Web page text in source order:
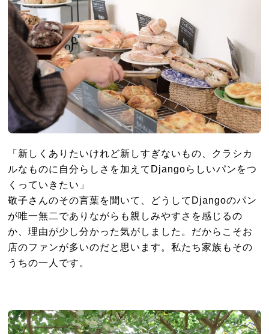
「新しくありたいけれど新しすぎないもの、クラシカ
ルなものに自分らしさを加えてDjangoらしいパンをつ
くっていきたい」
敬子さんのその言葉を聞いて、どうしてDjangoのパン
が唯一無二でありながらも親しみやすさを感じるの
か、理由が少し分かった気がしました。だからこそお
店のファンが多いのだと思います。私たち家族もその
うちの一人です。